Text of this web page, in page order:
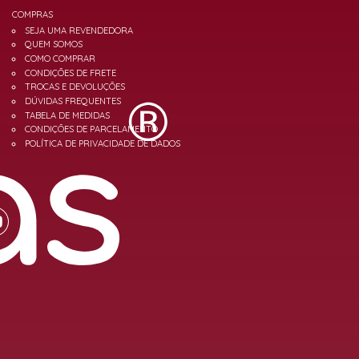
COMPRAS
SEJA UMA REVENDEDORA
QUEM SOMOS
COMO COMPRAR
CONDIÇÕES DE FRETE
TROCAS E DEVOLUÇÕES
DÚVIDAS FREQUENTES
TABELA DE MEDIDAS
CONDIÇÕES DE PARCELAMENTO
POLÍTICA DE PRIVACIDADE DE DADOS